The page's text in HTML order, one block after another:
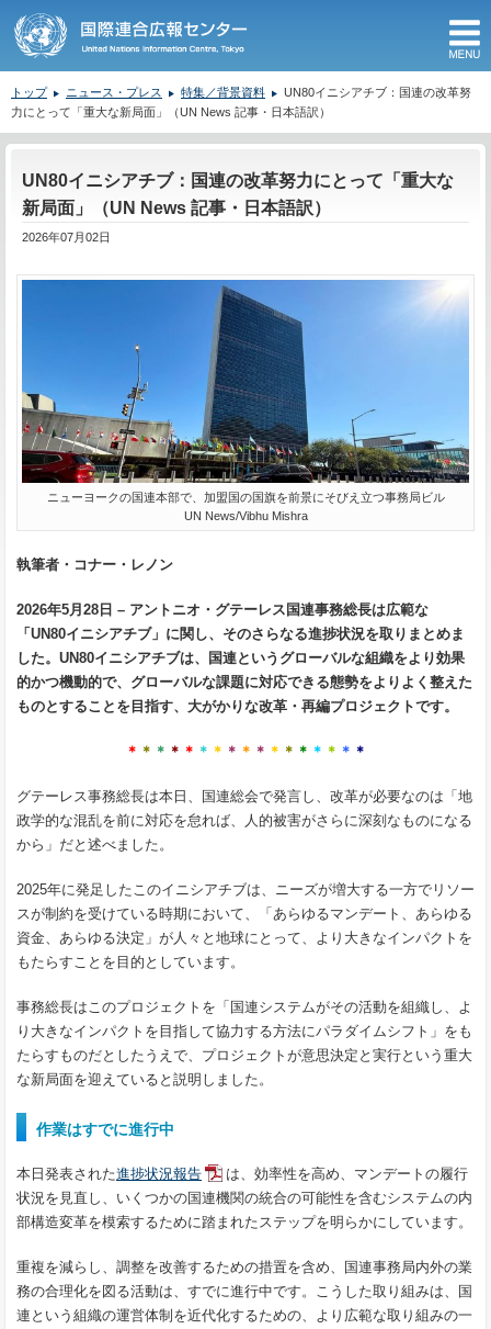
トップ ニュース・プレス 特集／背景資料
UN80イニシアチブ：国連の改革努
力にとって「重大な新局面」（UN News 記事・日本語訳）
UN80イニシアチブ：国連の改革努力にとって「重大な
新局面」（UN News 記事・日本語訳）
2026年07月02日
ニューヨークの国連本部で、加盟国の国旗を前景にそびえ立つ事務局ビル
UN News/Vibhu Mishra
執筆者・コナー・レノン
2026年5月28日 – アントニオ・グテーレス国連事務総長は広範な
「UN80イニシアチブ」に関し、そのさらなる進捗状況を取りまとめま
した。UN80イニシアチブは、国連というグローバルな組織をより効果
的かつ機動的で、グローバルな課題に対応できる態勢をよりよく整えた
ものとすることを目指す、大がかりな改革・再編プロジェクトです。
＊ ＊ ＊ ＊ ＊ ＊ ＊ ＊ ＊ ＊ ＊ ＊ ＊ ＊ ＊ ＊ ＊
グテーレス事務総長は本日、国連総会で発言し、改革が必要なのは「地
政学的な混乱を前に対応を怠れば、人的被害がさらに深刻なものになる
から」だと述べました。
2025年に発足したこのイニシアチブは、ニーズが増大する一方でリソー
スが制約を受けている時期において、「あらゆるマンデート、あらゆる
資金、あらゆる決定」が人々と地球にとって、より大きなインパクトを
もたらすことを目的としています。
事務総長はこのプロジェクトを「国連システムがその活動を組織し、よ
り大きなインパクトを目指して協力する方法にパラダイムシフト」をも
たらすものだとしたうえで、プロジェクトが意思決定と実行という重大
な新局面を迎えていると説明しました。
作業はすでに進行中
本日発表された進捗状況報告
は、効率性を高め、マンデートの履行
状況を見直し、いくつかの国連機関の統合の可能性を含むシステムの内
部構造変革を模索するために踏まれたステップを明らかにしています。
重複を減らし、調整を改善するための措置を含め、国連事務局内外の業
務の合理化を図る活動は、すでに進行中です。こうした取り組みは、国
連という組織の運営体制を近代化するための、より広範な取り組みの一